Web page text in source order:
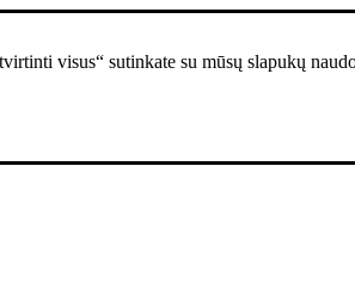
visus“ sutinkate su mūsų slapukų